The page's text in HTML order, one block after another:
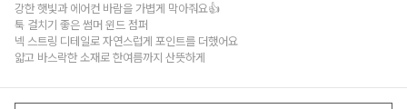
강한 햇빛과 에어컨 바람을 가볍게 막아줘요👍
툭 걸치기 좋은 썸머 윈드 점퍼
넥 스트링 디테일로 자연스럽게 포인트를 더했어요
얇고 바스락한 소재로 한여름까지 산뜻하게